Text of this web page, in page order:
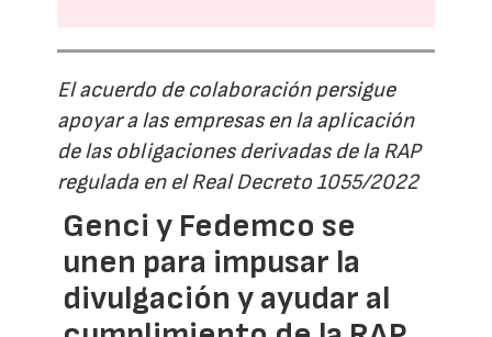
El acuerdo de colaboración persigue
apoyar a las empresas en la aplicación
de las obligaciones derivadas de la RAP
regulada en el Real Decreto 1055/2022
Genci y Fedemco se
unen para impusar la
divulgación y ayudar al